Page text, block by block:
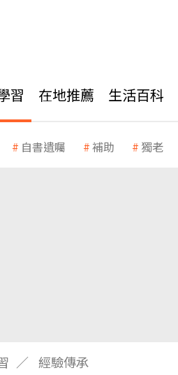
習 在地推薦 生活百科
自書遺囑 補助 獨老
經驗傳承